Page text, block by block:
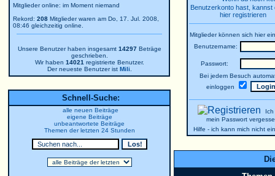
Mitglieder online: im Moment niemand
Rekord: 208 Mitglieder waren am Do, 17. Jul. 2008,
08:46 gleichzeitig online.
Unsere Benutzer haben insgesamt 14297Beträge
geschrieben.
Wir haben 14021 registrierte Benutzer.
Der neueste Benutzer ist Mili
Schnell-Suche:
alle neuen Beiträge
eigene Beiträge
unbeantwortete Beiträge
Themen der letzten 24 Stunden
Benutzerkonto hast, kannst
hier registrieren
Mitglieder können sich hier
Benutzername:
Passwort:
Bei jedem Besuch
einloggen
mein Passwort
Hilfe - ich kann mich nicht